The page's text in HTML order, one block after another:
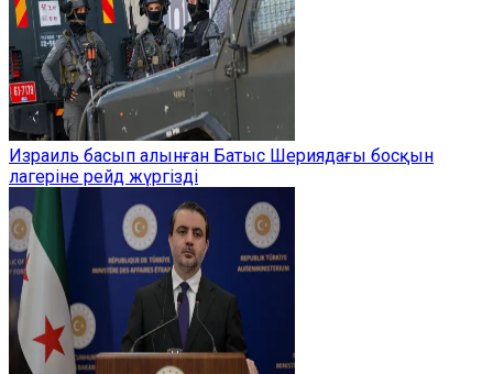
Израиль басып алынған Батыс Шериядағы босқын
лагеріне рейд жүргізді